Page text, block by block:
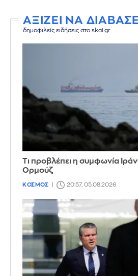
ΑΞΙΖΕΙ ΝΑ
δημοφιλείς ειδήσεις στο skai.gr
Τι προβλέπει η συμφωνία
Ορμούζ
ΚΟΣΜΟΣ 20:57, 05.08.2026